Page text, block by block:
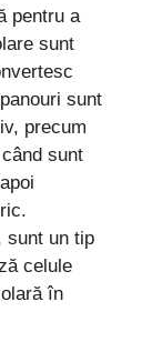
pentru a
sunt
sunt
precum
sunt
sunt un tip
celule
în